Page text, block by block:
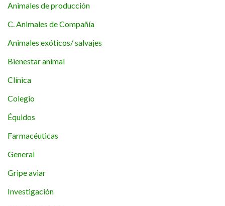
Animales de producción
C. Animales de Compañía
Animales exóticos/ salvajes
Bienestar animal
Clínica
Colegio
Équidos
Farmacéuticas
General
Gripe aviar
Investigación